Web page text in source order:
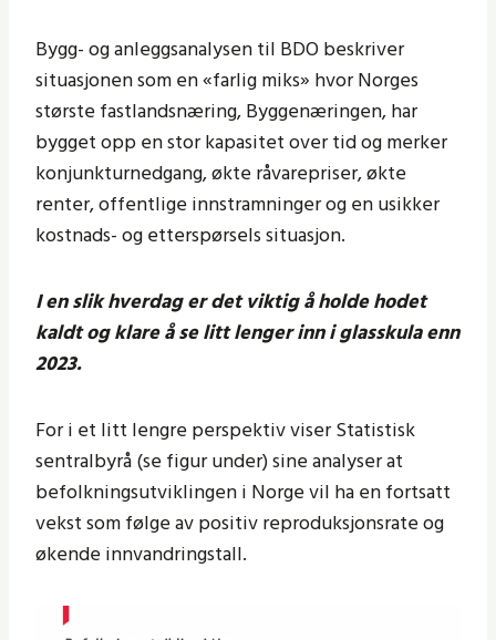
Bygg- og anleggsanalysen til BDO beskriver
situasjonen som en «farlig miks» hvor Norges
største fastlandsnæring, Byggenæringen, har
bygget opp en stor kapasitet over tid og merker
konjunkturnedgang, økte råvarepriser, økte
renter, offentlige innstramninger og en usikker
kostnads- og etterspørsels situasjon.
I en slik hverdag er det viktig å holde hodet
kaldt og klare å se litt lenger inn i glasskula enn
2023.
For i et litt lengre perspektiv viser Statistisk
sentralbyrå (se figur under) sine analyser at
befolkningsutviklingen i Norge vil ha en fortsatt
vekst som følge av positiv reproduksjonsrate og
økende innvandringstall.